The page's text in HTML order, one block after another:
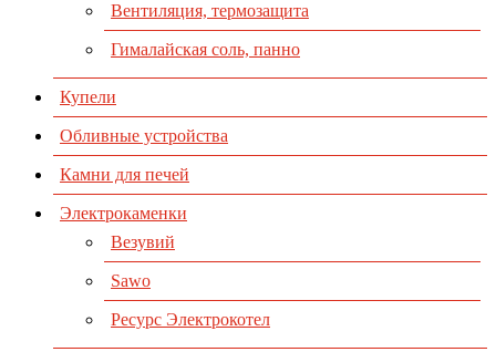
Вентиляция, термозащита
Гималайская соль, панно
Купели
Обливные устройства
Камни для печей
Электрокаменки
Везувий
Sawo
Ресурс Электрокотел